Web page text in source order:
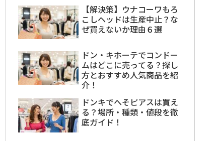
【解決策】ウナコーワもろ
こしヘッドは生産中止？な
ぜ買えないか理由６選
ドン・キホーテでコンドー
ムはどこに売ってる？探し
方とおすすめ人気商品を紹
介！
ドンキでへそピアスは買え
る？場所・種類・値段を徹
底ガイド！